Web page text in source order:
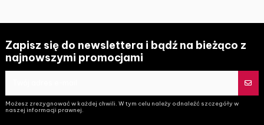
Zapisz się do newslettera i bądź na bieżąco z
najnowszymi promocjami
Możesz zrezygnować w każdej chwili. W tym celu należy odnaleźć szczegóły w
naszej informacji prawnej.